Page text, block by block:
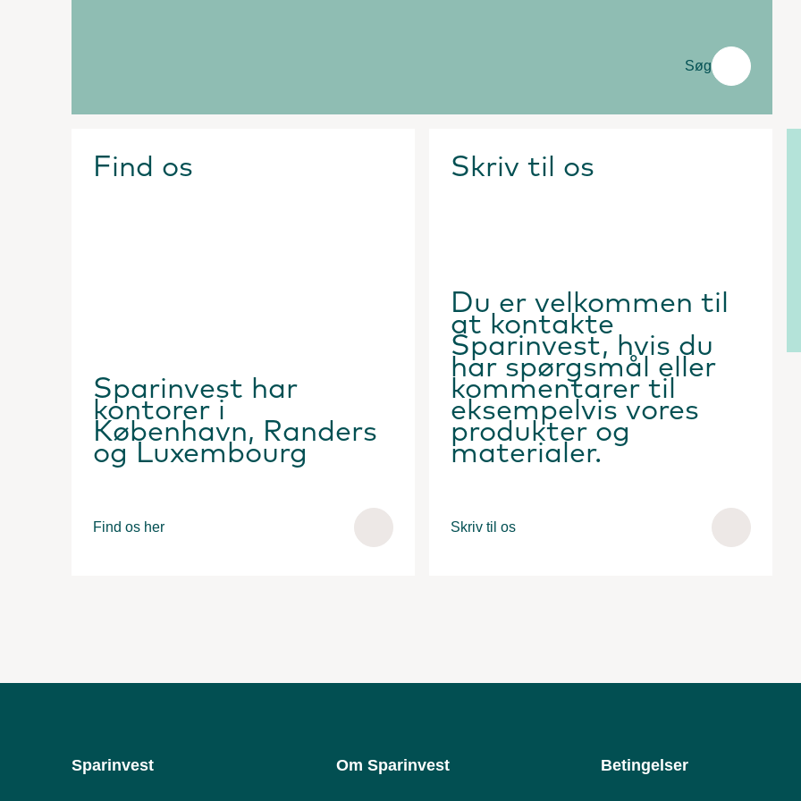
Søg
Find os
Sparinvest har
kontorer i
København, Randers
og Luxembourg
Find os her
Skriv til os
Du er velkommen til
at kontakte
Sparinvest, hvis du
har spørgsmål eller
kommentarer til
eksempelvis vores
produkter og
materialer.
Skriv til os
Sparinvest Om Sparinvest Betingelser